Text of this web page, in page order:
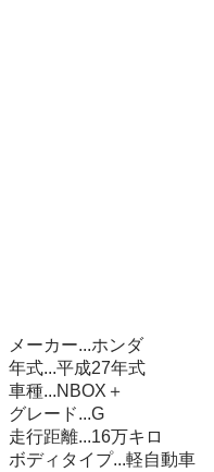
メーカー...ホンダ
年式...平成27年式
車種...NBOX＋
グレード...G
走行距離...16万キロ
ボディタイプ...軽自動車